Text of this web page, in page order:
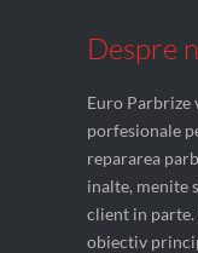
Despre
Euro Parbrize
porfesionale
repararea
inalte, menite
client in parte.
obiectiv